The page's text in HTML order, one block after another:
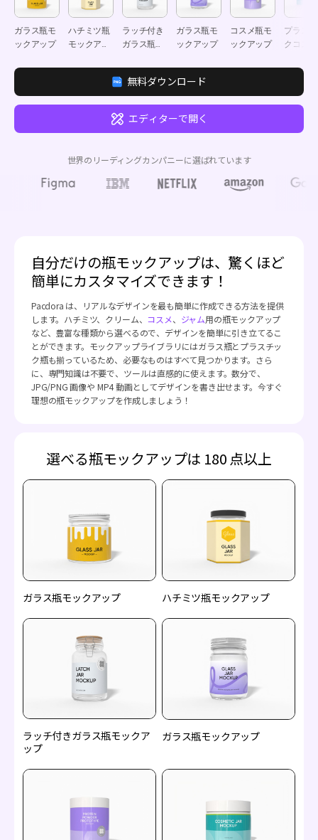
ガラス瓶モ
ックアップ
ハチミツ瓶
モックアッ
ラッチ付き
ガラス瓶モ
ガラス瓶モ
ックアップ
コスメ瓶モ
ックアップ
プラス
クコス
プ
無料ダウンロード
エディターで開く
世界のリーディングカンパニーに選ばれています
自分だけの瓶モックアップは、驚くほど
簡単にカスタマイズできます！
Pacdora は、リアルなデザインを最も簡単に作成できる方法を提供
します。ハチミツ、クリーム、 コスメ、 ジャム用の瓶モックアップ
など、豊富な種類から選べるので、デザインを簡単に引き立てるこ
とができます。モックアップライブラリにはガラス瓶とプラスチッ
ク瓶も揃っているため、必要なものはすべて見つかります。さら
に、専門知識は不要で、ツールは直感的に使えます。数分で、
JPG/PNG 画像や MP4 動画としてデザインを書き出せます。今すぐ
理想の瓶モックアップを作成しましょう！
選べる瓶モックアップは 180 点以上
ガラス瓶モックアップ ハチミツ瓶モックアップ
ラッチ付きガラス瓶モックア
ップ
ガラス瓶モックアップ